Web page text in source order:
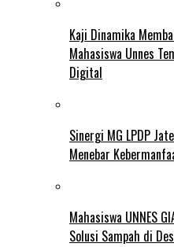
Kaji Dinamika
Mahasiswa Unnes
Digital
Sinergi MG LPDP
Menebar
Mahasiswa UNNES
Solusi Sampah di